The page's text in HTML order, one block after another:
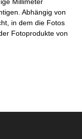
Abhängig von
in dem die Fotos
Fotoprodukte von